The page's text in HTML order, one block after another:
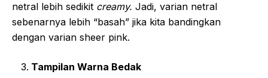
netral lebih sedikit creamy. Jadi, varian netral
sebenarnya lebih “basah” jika kita bandingkan
dengan varian sheer pink.
Tampilan Warna Bedak